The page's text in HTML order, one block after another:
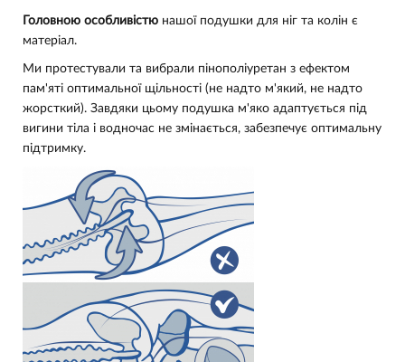
Головною особливістю нашої подушки для ніг та колін є
матеріал.
Ми протестували та вибрали пінополіуретан з ефектом
пам'яті оптимальної щільності (не надто м'який, не надто
жорсткий). Завдяки цьому подушка м'яко адаптується під
вигини тіла і водночас не змінається, забезпечує оптимальну
підтримку.